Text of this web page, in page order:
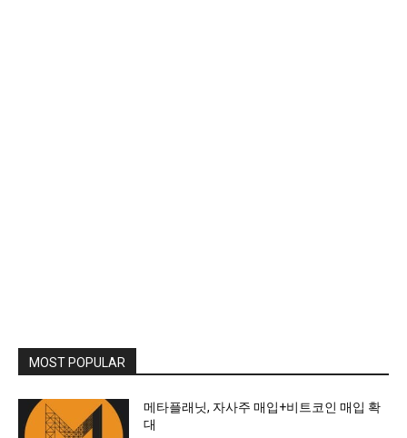
MOST POPULAR
메타플래닛, 자사주 매입+비트코인 매입 확
대